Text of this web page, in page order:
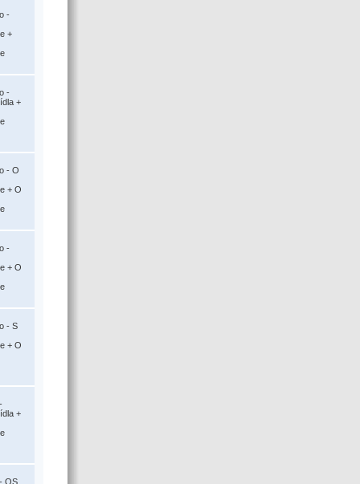
-
+
-
+
- O
+ O
-
+ O
- S
+ O
+
OS